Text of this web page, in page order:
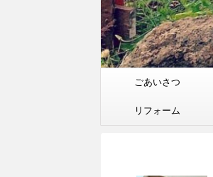
ごあいさつ
リフォーム